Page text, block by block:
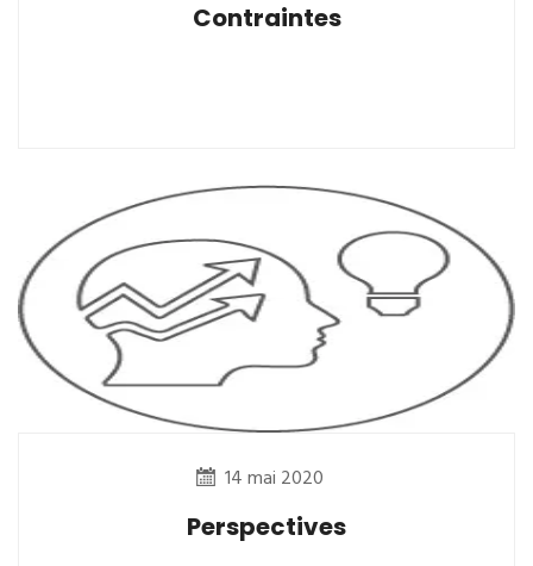
Contraintes
14 mai 2020
Perspectives